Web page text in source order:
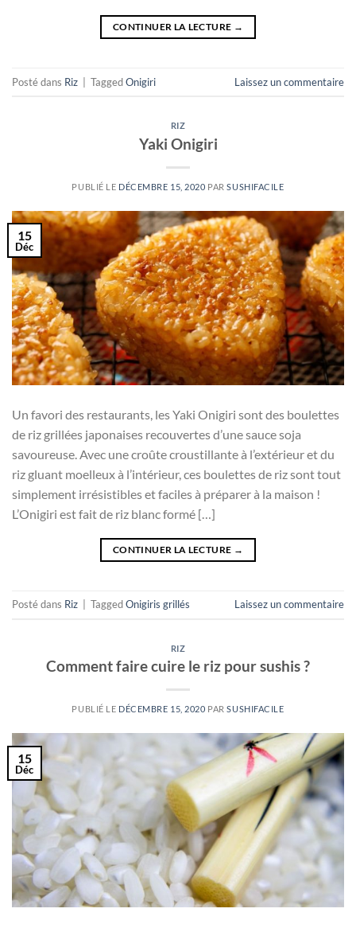
CONTINUER LA LECTURE →
Posté dans Riz TaggedOnigiri Laissez un commentaire
RIZ
Yaki Onigiri
PUBLIÉ LE DÉCEMBRE 15, 2020 PARSUSHIFACILE
15
Déc
Un favori des restaurants, les Yaki Onigiri sont des boulettes
de riz grillées japonaises recouvertes d’une sauce soja
savoureuse. Avec une croûte croustillante à l’extérieur et du
riz gluant moelleux à l’intérieur, ces boulettes de riz sont tout
simplement irrésistibles et faciles à préparer à la maison !
L’Onigiri est fait de riz blanc formé […]
CONTINUER LA LECTURE →
Posté dans Riz TaggedOnigiris grillés Laissez un commentaire
RIZ
Comment faire cuire le riz pour sushis ?
PUBLIÉ LE DÉCEMBRE 15, 2020 PARSUSHIFACILE
15
Déc